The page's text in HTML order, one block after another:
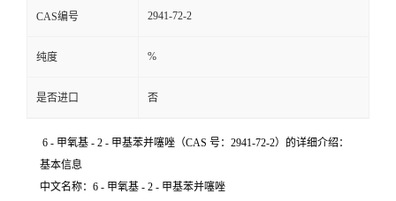
CAS编号 2941-72-2
纯度 %
是否进口 否
6 - 甲氧基 - 2 - 甲基苯并噻唑（CAS 号：2941-72-2）的详细介绍：
基本信息
中文名称：6 - 甲氧基 - 2 - 甲基苯并噻唑